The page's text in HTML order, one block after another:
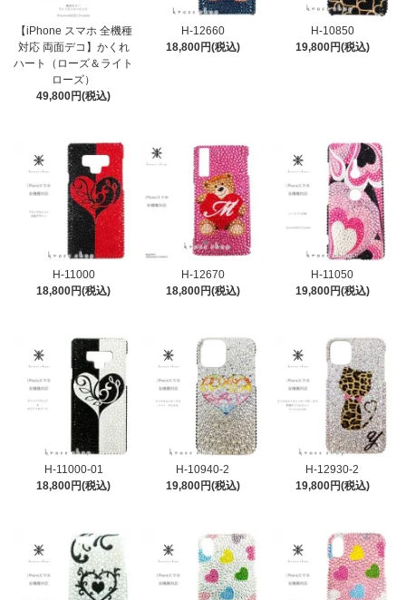
【iPhone スマホ 全機種
対応 両面デコ】かくれ
ハート（ローズ＆ライト
ローズ）
49,800円(税込)
H-12660
18,800円(税込)
H-10850
19,800円(税込)
H-11000
18,800円(税込)
H-12670
18,800円(税込)
H-11050
19,800円(税込)
H-11000-01
18,800円(税込)
H-10940-2
19,800円(税込)
H-12930-2
19,800円(税込)